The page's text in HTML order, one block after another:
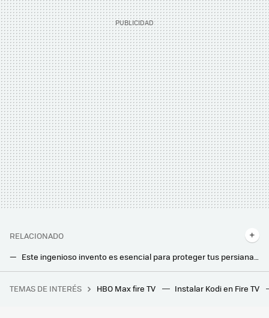
RELACIONADO
Llevo años combinando en casa aire acondicionado con un ventilador tradicional: estos son los motivos y el resultado de hacerlo
Este PC gaming es el que elegiría para jugar a 1440p sin preocupaciones: Con RTX 4070 Super y un precio más que razonable
TEMAS DE INTERÉS HBO Max fire TV Instalar Kodi en Fire TV